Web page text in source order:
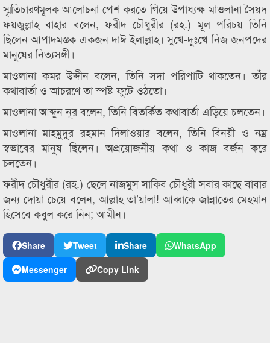
স্মৃতিচারণমূলক আলোচনা পেশ করতে গিয়ে উপাধ্যক্ষ মাওলানা সৈয়দ
ফয়জুল্লাহ বাহার বলেন, ফরীদ চৌধুরীর (রহ.) মূল পরিচয় তিনি
ছিলেন আপাদমস্তক একজন দাঈ ইলাল্লাহ। সুখে-দুঃখে নিজ জনপদের
মানুষের নিত্যসঙ্গী।
মাওলানা কমর উদ্দীন বলেন, তিনি সদা পরিপাটি থাকতেন। তাঁর
কথাবার্তা ও আচরণে তা স্পষ্ট ফুটে ওঠতো।
মাওলানা আব্দুন নূর বলেন, তিনি বিতর্কিত কথাবার্তা এড়িয়ে চলতেন।
মাওলানা মাহমুদুর রহমান দিলাওয়ার বলেন, তিনি বিনয়ী ও নম্র
স্বভাবের মানুষ ছিলেন। অপ্রয়োজনীয় কথা ও কাজ বর্জন করে
চলতেন।
ফরীদ চৌধুরীর (রহ.) ছেলে নাজমুস সাকিব চৌধুরী সবার কাছে বাবার
জন্য দোয়া চেয়ে বলেন, আল্লাহ তা’য়ালা! আব্বাকে জান্নাতের মেহমান
হিসেবে কবুল করে নিন; আমীন।
Share Tweet Share
WhatsApp
Messenger
Copy Link